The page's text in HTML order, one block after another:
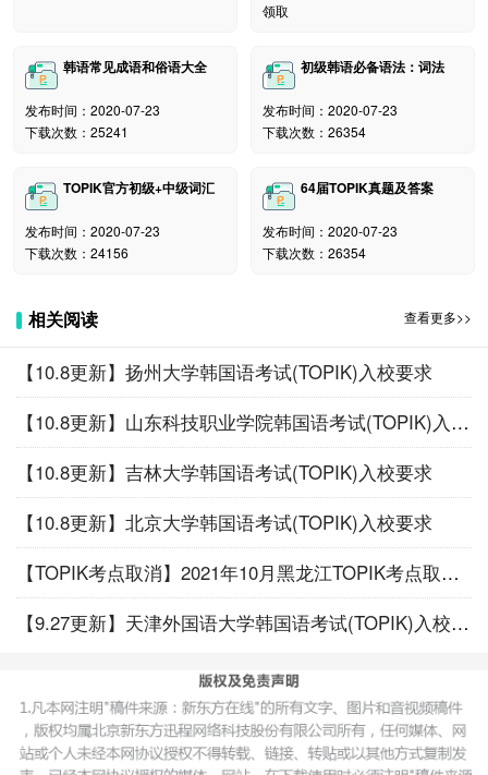
10. 深圳职业技术学院本校在读考生需提供本校学生证或校
生通道(明德楼正对面设置入口)进入考场所在教学楼，结束
后由校内通道离开。
11. 考生进入考场时须签署《考生个人健康情况声明表》，
12. 如考点所在地区升级为中高风险地区，将按照国家、省
市相关防疫规定暂停举办考试。
学院公告通知https://www.szpt.edu.cn/xysh1/xygg.htm
2021年10月8日
关于78届考试的具体考点变化、防疫要求等消息，近期会持
续更新，关注我们的公众号第一时间通知大家！
小编奉上我们的公众号，大家微信扫码关注吧！
相关阅读推荐：
领取
韩语常见成语和俗语大全
发布时间：2020-07-23
下载次数：25241
初级韩语必备语法：词法
发布时间：2020-07-23
下载次数：26354
TOPIK官方初级+中级词汇
发布时间：2020-07-23
下载次数：24156
64届TOPIK真题及答案
发布时间：2020-07-23
下载次数：26354
相关阅读 查看更多>>
【10.8更新】扬州大学韩国语考试(TOPIK)入校要求
【10.8更新】山东科技职业学院韩国语考试(TOPIK)入校要求
【10.8更新】吉林大学韩国语考试(TOPIK)入校要求
【10.8更新】北京大学韩国语考试(TOPIK)入校要求
【TOPIK考点取消】2021年10月黑龙江TOPIK考点取消！
【9.27更新】天津外国语大学韩国语考试(TOPIK)入校要求